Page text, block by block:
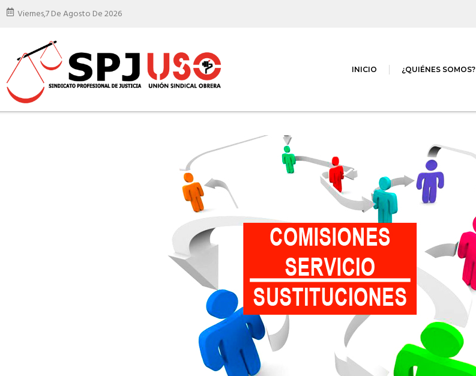
Viernes,7 De Agosto De 2026
INICIO ¿QUIÉNES SOMOS?